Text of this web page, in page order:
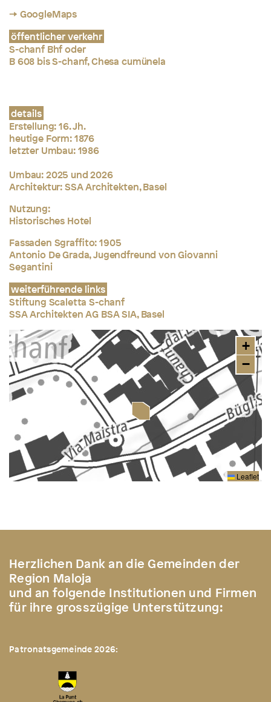
→ GoogleMaps
öffentlicher verkehr
S-chanf Bhf oder
B 608 bis S-chanf, Chesa cumünela
details
Erstellung: 16. Jh.
heutige Form: 1876
letzter Umbau: 1986
Umbau: 2025 und 2026
Architektur: SSA Architekten, Basel
Nutzung:
Historisches Hotel
Fassaden Sgraffito: 1905
Antonio De Grada, Jugendfreund von Giovanni
Segantini
weiterführende links
Stiftung Scaletta S-chanf
SSA Architekten AG BSA SIA, Basel
+
−
Leaflet
Herzlichen Dank an die Gemeinden der
Region Maloja
und an folgende Institutionen und Firmen
für ihre grosszügige Unterstützung:
Patronatsgemeinde 2026: